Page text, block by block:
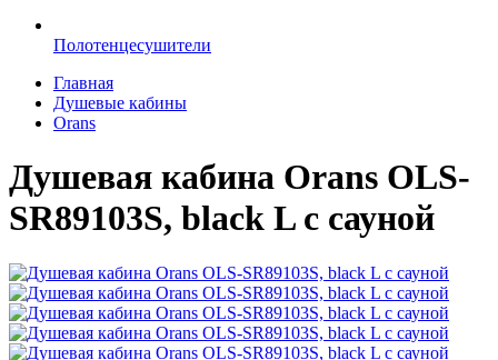
Полотенцесушители
Главная
Душевые кабины
Orans
Душевая кабина Orans OLS-
SR89103S, black L с сауной